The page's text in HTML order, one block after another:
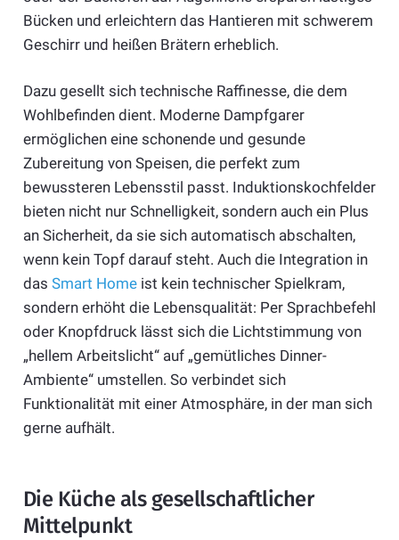
Bücken und erleichtern das Hantieren mit schwerem
Geschirr und heißen Brätern erheblich.
Dazu gesellt sich technische Raffinesse, die dem
Wohlbefinden dient. Moderne Dampfgarer
ermöglichen eine schonende und gesunde
Zubereitung von Speisen, die perfekt zum
bewussteren Lebensstil passt. Induktionskochfelder
bieten nicht nur Schnelligkeit, sondern auch ein Plus
an Sicherheit, da sie sich automatisch abschalten,
wenn kein Topf darauf steht. Auch die Integration in
das Smart Homeist kein technischer Spielkram,
sondern erhöht die Lebensqualität: Per Sprachbefehl
oder Knopfdruck lässt sich die Lichtstimmung von
„hellem Arbeitslicht“ auf „gemütliches Dinner-
Ambiente“ umstellen. So verbindet sich
Funktionalität mit einer Atmosphäre, in der man sich
gerne aufhält.
Die Küche als gesellschaftlicher
Mittelpunkt